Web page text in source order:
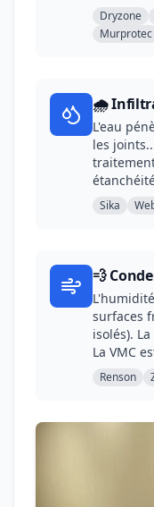
Dryzone
Murprotec
🌧️
L'eau
les
Sika
💨
surfaces
isolés).
La VMC
Renson